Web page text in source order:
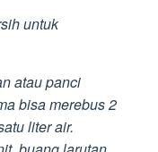
untuk
atau panci
bisa merebus 2
liter air.